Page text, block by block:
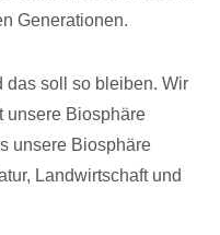
Generationen.
das soll so bleiben. Wir
unsere Biosphäre
unsere Biosphäre
Landwirtschaft und